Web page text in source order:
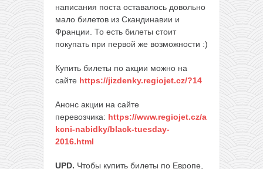
написания поста оставалось довольно
мало билетов из Скандинавии и
Франции. То есть билеты стоит
покупать при первой же возможности :)
Купить билеты по акции можно на
сайте https://jizdenky.regiojet.cz/?14
Анонс акции на сайте
перевозчика: https://www.regiojet.cz/a
kcni-nabidky/black-tuesday-
2016.html
UPD. Чтобы купить билеты по Европе,